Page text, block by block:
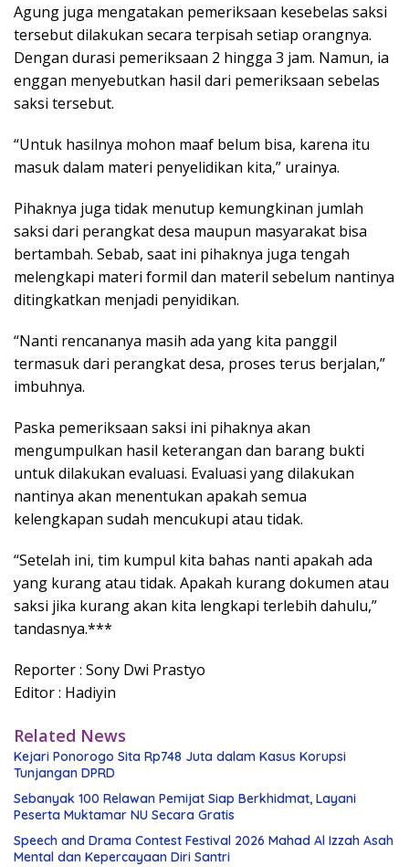
Agung juga mengatakan pemeriksaan kesebelas saksi
tersebut dilakukan secara terpisah setiap orangnya.
Dengan durasi pemeriksaan 2 hingga 3 jam. Namun, ia
enggan menyebutkan hasil dari pemeriksaan sebelas
saksi tersebut.
“Untuk hasilnya mohon maaf belum bisa, karena itu
masuk dalam materi penyelidikan kita,” urainya.
Pihaknya juga tidak menutup kemungkinan jumlah
saksi dari perangkat desa maupun masyarakat bisa
bertambah. Sebab, saat ini pihaknya juga tengah
melengkapi materi formil dan materil sebelum nantinya
ditingkatkan menjadi penyidikan.
“Nanti rencananya masih ada yang kita panggil
termasuk dari perangkat desa, proses terus berjalan,”
imbuhnya.
Paska pemeriksaan saksi ini pihaknya akan
mengumpulkan hasil keterangan dan barang bukti
untuk dilakukan evaluasi. Evaluasi yang dilakukan
nantinya akan menentukan apakah semua
kelengkapan sudah mencukupi atau tidak.
“Setelah ini, tim kumpul kita bahas nanti apakah ada
yang kurang atau tidak. Apakah kurang dokumen atau
saksi jika kurang akan kita lengkapi terlebih dahulu,”
tandasnya.***
Reporter : Sony Dwi Prastyo
Editor : Hadiyin
Related News
Kejari Ponorogo Sita Rp748 Juta dalam Kasus Korupsi
Tunjangan DPRD
Sebanyak 100 Relawan Pemijat Siap Berkhidmat, Layani
Peserta Muktamar NU Secara Gratis
Speech and Drama Contest Festival 2026 Mahad Al Izzah Asah
Mental dan Kepercayaan Diri Santri